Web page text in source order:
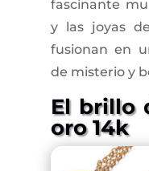
fascinante
y las joyas
fusionan en
de misterio y
El brillo
oro 14k